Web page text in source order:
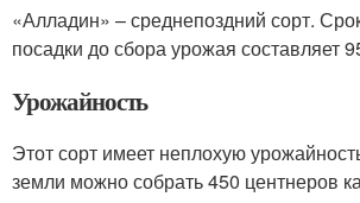
«Алладин» – среднепоздний сорт.
посадки до сбора урожая составляет
Урожайность
Этот сорт имеет неплохую
земли можно собрать 450 центнеров